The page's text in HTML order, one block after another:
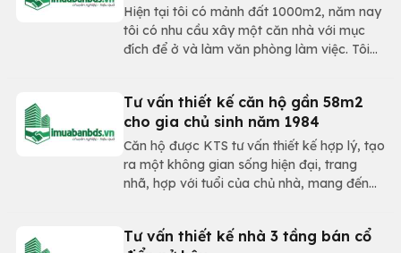
Hiện tại tôi có mảnh đất 1000m2, năm nay
tôi có nhu cầu xây một căn nhà với mục
đích để ở và làm văn phòng làm việc. Tôi
máy.
Tư vấn thiết kế căn hộ gần 58m2
cho gia chủ sinh năm 1984
​Căn hộ được KTS tư vấn thiết kế hợp lý, tạo
ra một không gian sống hiện đại, trang
nhã, hợp với tuổi của chủ nhà, mang đến
Tư vấn thiết kế nhà 3 tầng bán cổ